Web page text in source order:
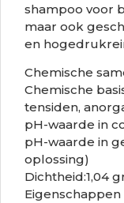
shampoo voor
maar ook
en
Chemische
Chemische
tensiden,
pH-waarde in
pH-waarde in
oplossing)
Dichtheid:1,04
Eigenschappen